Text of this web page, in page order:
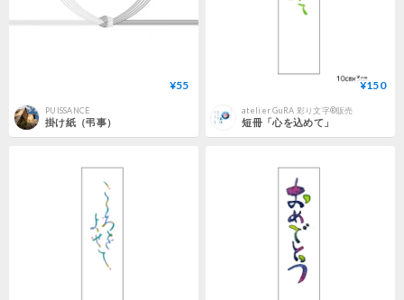
¥55
PUISSANCE
掛け紙（弔事）
¥150
atelier GuRA 彩り文字®販売
短冊「心を込めて」